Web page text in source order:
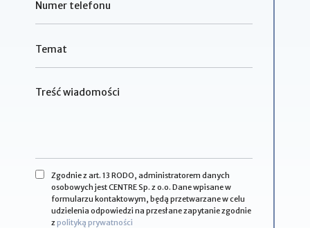
Zgodnie z art. 13 RODO, administratorem danych
osobowych jest CENTRE Sp. z o.o. Dane wpisane w
formularzu kontaktowym, będą przetwarzane w celu
udzielenia odpowiedzi na przesłane zapytanie zgodnie
zpolityką prywatności